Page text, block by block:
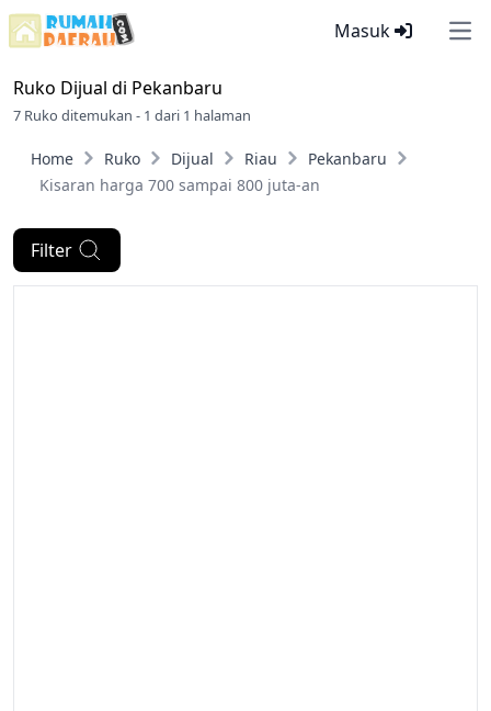
Masuk
Ruko Dijual di Pekanbaru
7 Ruko ditemukan - 1 dari 1 halaman
Home Ruko Dijual Riau
Pekanbaru
Kisaran harga 700 sampai 800 juta-an
Filter